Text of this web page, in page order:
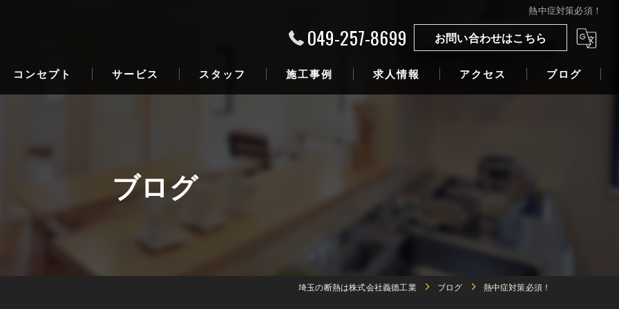
熱中症対策必須！
049-257-8699 お問い合わせはこちら
コンセプト サービス スタッフ 施工事例 求人情報 アクセス ブログ
ブログ
埼玉の断熱は株式会社義德工業 ブログ 熱中症対策必須！